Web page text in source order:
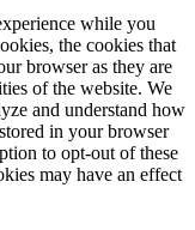
while you
the cookies that
browser as they are
of the website. We
and understand how
in your browser
to opt-out of these
may have an effect